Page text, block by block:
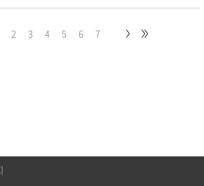
2 3 4 5 6 7